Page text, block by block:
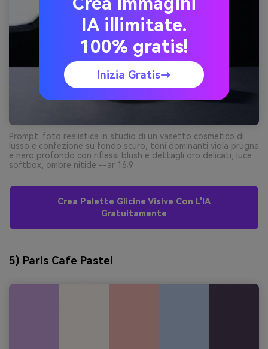
Prompt: foto realistica in studio di un vasetto cosmetico di
lusso e confezione su fondo scuro, toni dominanti viola prugna
e nero profondo con riflessi blush e dettagli oro delicati, luce
softbox, ombre nitide --ar 16:9
Crea Palette Glicine Visive Con L'IA
Gratuitamente
5) Paris Cafe Pastel
IA illimitate.
100% gratis!
Inizia Gratis→